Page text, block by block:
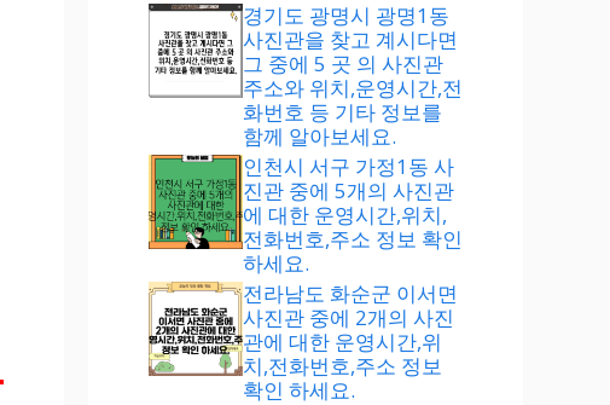
경기도 광명시 광명1동
사진관을 찾고 계시다면
그 중에 5 곳 의 사진관
주소와 위치,운영시간,전
화번호 등 기타 정보를
함께 알아보세요.
인천시 서구 가정1동 사
진관 중에 5개의 사진관
에 대한 운영시간,위치,
전화번호,주소 정보 확인
하세요.
전라남도 화순군 이서면
사진관 중에 2개의 사진
관에 대한 운영시간,위
치,전화번호,주소 정보
확인 하세요.